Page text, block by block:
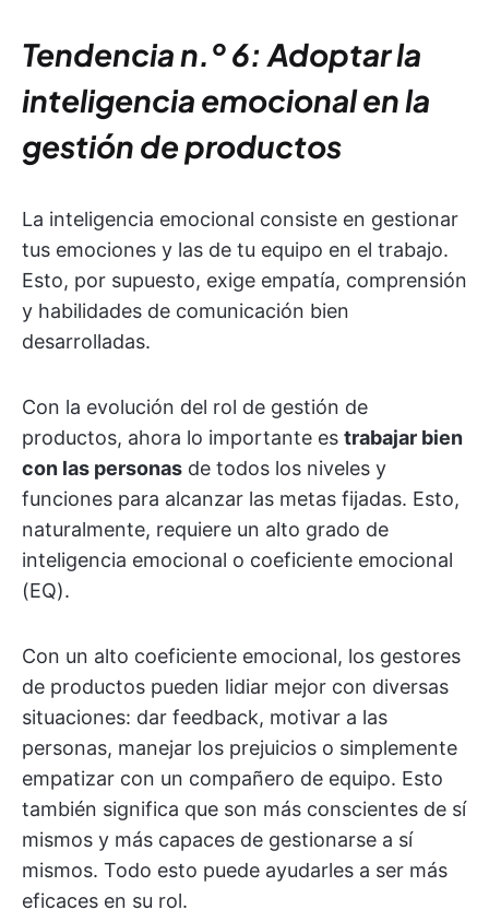
Tendencia n.º 6: Adoptar la
inteligencia emocional en la
gestión de productos
La inteligencia emocional consiste en gestionar
tus emociones y las de tu equipo en el trabajo.
Esto, por supuesto, exige empatía, comprensión
y habilidades de comunicación bien
desarrolladas.
Con la evolución del rol de gestión de
productos, ahora lo importante es trabajar bien
con las personas de todos los niveles y
funciones para alcanzar las metas fijadas. Esto,
naturalmente, requiere un alto grado de
inteligencia emocional o coeficiente emocional
(EQ).
Con un alto coeficiente emocional, los gestores
de productos pueden lidiar mejor con diversas
situaciones: dar feedback, motivar a las
personas, manejar los prejuicios o simplemente
empatizar con un compañero de equipo. Esto
también significa que son más conscientes de sí
mismos y más capaces de gestionarse a sí
mismos. Todo esto puede ayudarles a ser más
eficaces en su rol.